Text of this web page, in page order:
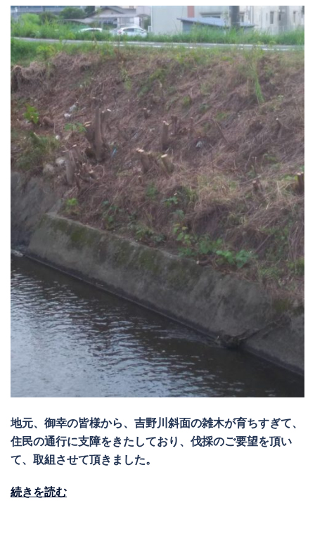
地元、御幸の皆様から、吉野川斜面の雑木が育ちすぎて、
住民の通行に支障をきたしており、伐採のご要望を頂い
て、取組させて頂きました。
続きを読む